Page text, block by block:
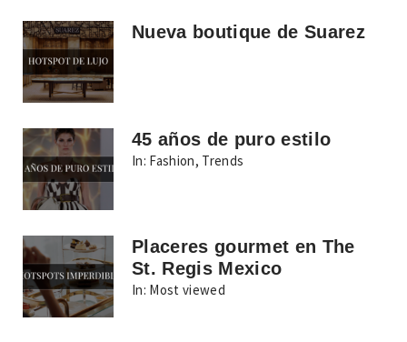
Nueva boutique de Suarez
45 años de puro estilo
In: Fashion, Trends
Placeres gourmet en The
St. Regis Mexico
In: Most viewed